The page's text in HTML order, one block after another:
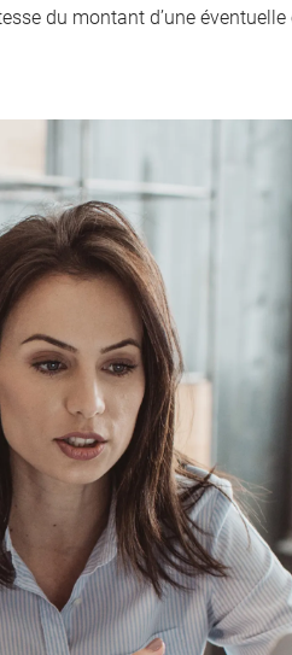
du montant d’une éventuelle